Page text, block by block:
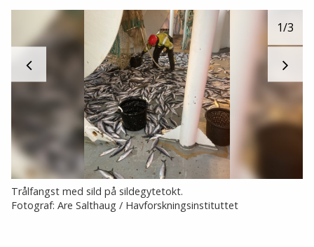
Trålfangst med sild på sildegytetokt.
Fotograf: Are Salthaug / Havforskningsinstituttet
1/3